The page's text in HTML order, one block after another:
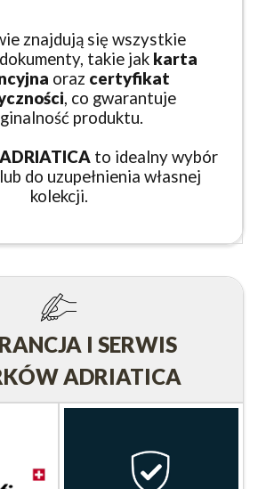
znajdują się wszystkie
takie jak karta
oraz certyfikat
, co gwarantuje
produktu.
to idealny wybór
do uzupełnienia własnej
kolekcji.
I SERWIS
ADRIATICA